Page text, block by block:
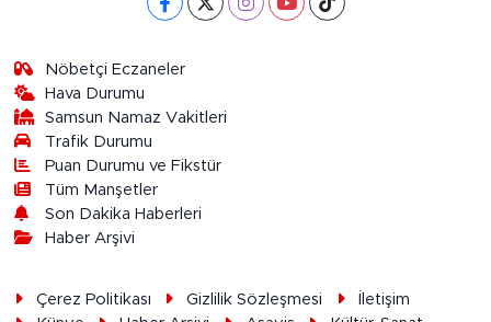
Nöbetçi Eczaneler
Hava Durumu
Samsun Namaz Vakitleri
Trafik Durumu
Puan Durumu ve Fikstür
Tüm Manşetler
Son Dakika Haberleri
Haber Arşivi
Çerez Politikası Gizlilik Sözleşmesi
İletişim